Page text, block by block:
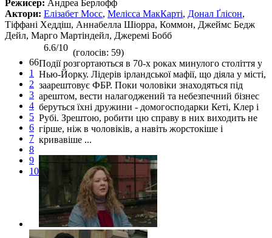
Режисер: Андреа Берлофф
Актори: Елізабет Мосс, Мелісса МакКарті, Донал Ґлісон,
Тіффані Хеддіш, Аннабелла Шіорра, Коммон, Джеймс Бедж
Дейл, Марго Мартіндейл, Джеремі Бобб
66
1
2
3
4
5
6
7
8
9
10
6.6/10 (голосів: 59)
Події розгортаються в 70-х роках минулого століття у
Нью-Йорку. Лідерів ірландської мафії, що діяла у місті,
заарештовує ФБР. Поки чоловіки знаходяться під
арештом, вести налагоджений та небезпечний бізнес
беруться їхні дружини - домогосподарки Кеті, Клер і
Рубі. Зрештою, робити цю справу в них виходить не
гірше, ніж в чоловіків, а навіть жорстокіше і
кривавіше ...